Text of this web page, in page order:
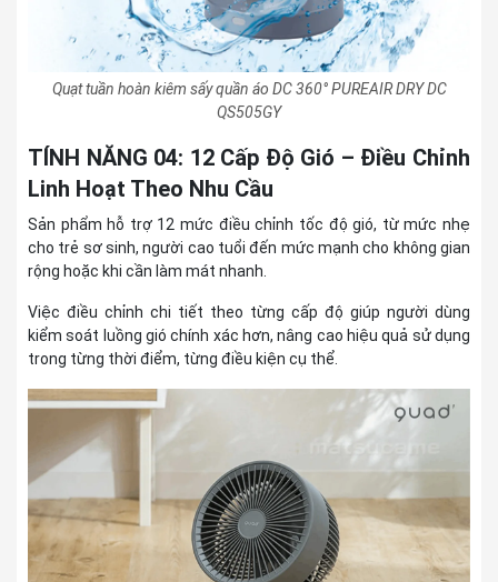
Quạt tuần hoàn kiêm sấy quần áo DC 360° PUREAIR DRY DC
QS505GY
TÍNH NĂNG 04: 12 Cấp Độ Gió – Điều Chỉnh
Linh Hoạt Theo Nhu Cầu
Sản phẩm hỗ trợ 12 mức điều chỉnh tốc độ gió, từ mức nhẹ
cho trẻ sơ sinh, người cao tuổi đến mức mạnh cho không gian
rộng hoặc khi cần làm mát nhanh.
Việc điều chỉnh chi tiết theo từng cấp độ giúp người dùng
kiểm soát luồng gió chính xác hơn, nâng cao hiệu quả sử dụng
trong từng thời điểm, từng điều kiện cụ thể.